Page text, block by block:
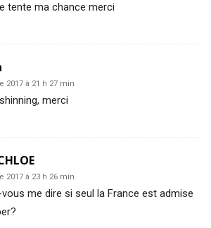
tente ma chance merci
2017 à 21 h 27 min
merci
2017 à 23 h 26 min
me dire si seul la France est admise